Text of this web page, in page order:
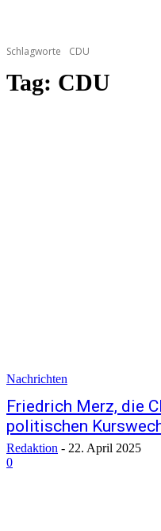
Schlagworte CDU
Tag: CDU
Nachrichten
Friedrich Merz, die
politischen
Redaktion - 22. April 2025
0